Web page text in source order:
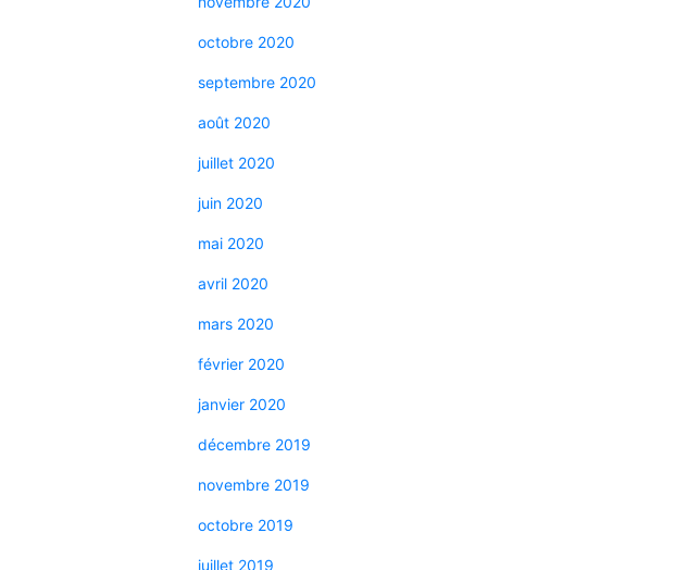
octobre 2020
septembre 2020
août 2020
juillet 2020
juin 2020
mai 2020
avril 2020
mars 2020
février 2020
janvier 2020
décembre 2019
novembre 2019
octobre 2019
juillet 2019